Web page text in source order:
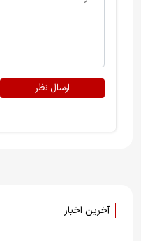
ارسال نظر
آخرین اخبار